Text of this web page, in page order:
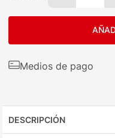
Medios de pago
DESCRIPCIÓN